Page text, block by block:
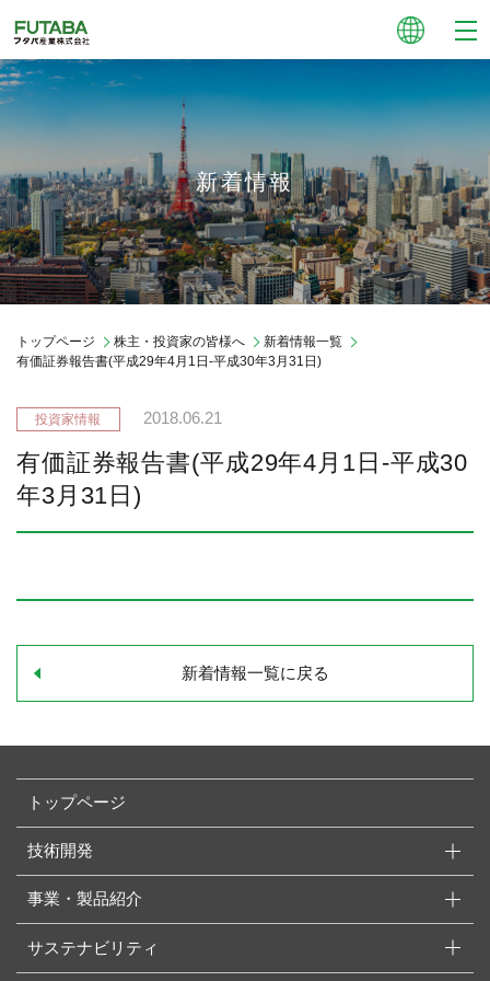
新着情報
トップページ 株主・投資家の皆様へ
新着情報一覧
有価証券報告書(平成29年4月1日-平成30年3月31日)
2018.06.21
有価証券報告書(平成29年4月1日-平成30
年3月31日)
新着情報一覧に戻る
トップページ
技術開発
事業・製品紹介
サステナビリティ